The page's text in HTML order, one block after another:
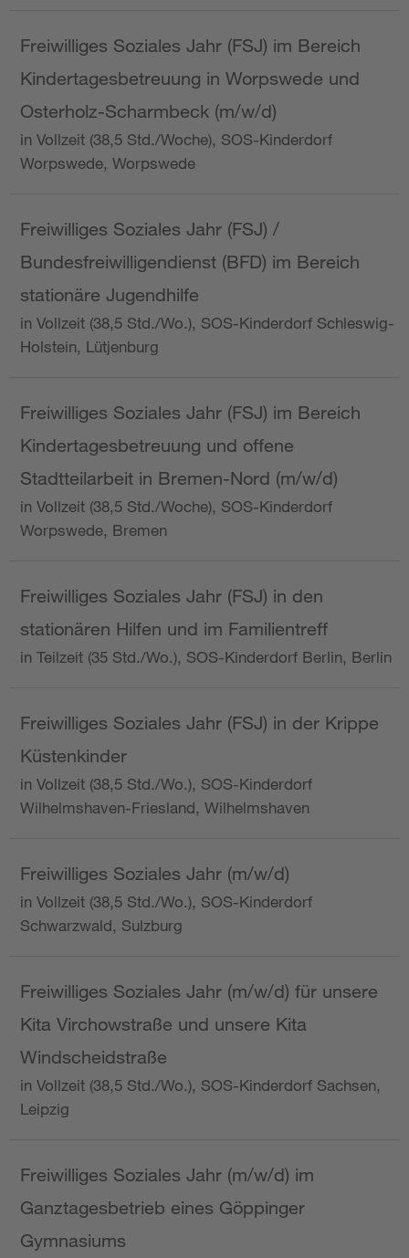
Freiwilliges Soziales Jahr (FSJ) im Bereich
Kindertagesbetreuung in Worpswede und
Osterholz-Scharmbeck (m/w/d)
in Vollzeit (38,5 Std./Woche), SOS-Kinderdorf
Worpswede, Worpswede
Freiwilliges Soziales Jahr (FSJ) /
Bundesfreiwilligendienst (BFD) im Bereich
stationäre Jugendhilfe
in Vollzeit (38,5 Std./Wo.), SOS-Kinderdorf Schleswig-
Holstein, Lütjenburg
Freiwilliges Soziales Jahr (FSJ) im Bereich
Kindertagesbetreuung und offene
Stadtteilarbeit in Bremen-Nord (m/w/d)
in Vollzeit (38,5 Std./Woche), SOS-Kinderdorf
Worpswede, Bremen
Freiwilliges Soziales Jahr (FSJ) in den
stationären Hilfen und im Familientreff
in Teilzeit (35 Std./Wo.), SOS-Kinderdorf Berlin, Berlin
Freiwilliges Soziales Jahr (FSJ) in der Krippe
Küstenkinder
in Vollzeit (38,5 Std./Wo.), SOS-Kinderdorf
Wilhelmshaven-Friesland, Wilhelmshaven
Freiwilliges Soziales Jahr (m/w/d)
in Vollzeit (38,5 Std./Wo.), SOS-Kinderdorf
Schwarzwald, Sulzburg
Freiwilliges Soziales Jahr (m/w/d) für unsere
Kita Virchowstraße und unsere Kita
Windscheidstraße
in Vollzeit (38,5 Std./Wo.), SOS-Kinderdorf Sachsen,
Leipzig
Freiwilliges Soziales Jahr (m/w/d) im
Ganztagesbetrieb eines Göppinger
Gymnasiums